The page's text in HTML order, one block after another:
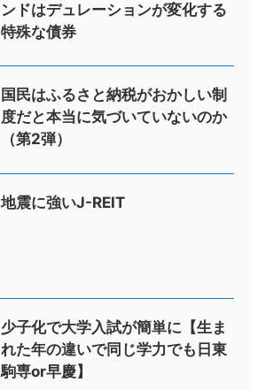
ンドはデュレーションが変化する
特殊な債券
国民はふるさと納税がおかしい制
度だと本当に気づいていないのか
（第2弾）
地震に強いJ-REIT
少子化で大学入試が簡単に【生ま
れた年の違いで同じ学力でも日東
駒専or早慶】